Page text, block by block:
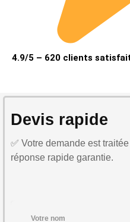
4.9/5 – 620 clients
Devis rapide
✅ Votre demande est
réponse rapide garantie.
Votre nom